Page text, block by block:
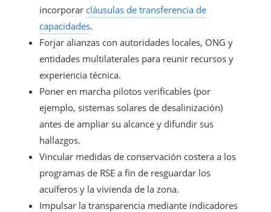
incorporar cláusulas de transferencia de
capacidades.
Forjar alianzas con autoridades locales, ONG y
entidades multilaterales para reunir recursos y
experiencia técnica.
Poner en marcha pilotos verificables (por
ejemplo, sistemas solares de desalinización)
antes de ampliar su alcance y difundir sus
hallazgos.
Vincular medidas de conservación costera a los
programas de RSE a fin de resguardar los
acuíferos y la vivienda de la zona.
Impulsar la transparencia mediante indicadores